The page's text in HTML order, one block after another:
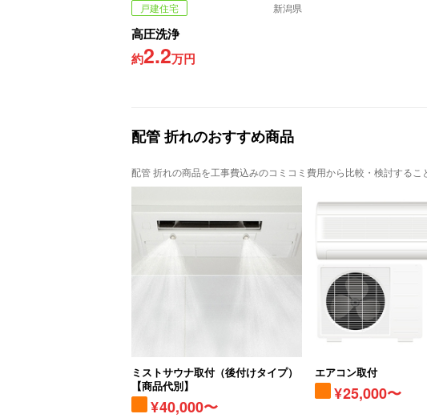
戸建住宅 新潟県
高圧洗浄
約2.2万円
配管 折れのおすすめ商品
配管 折れの商品を工事費込みのコミコミ費用から比較・検討するこ
ミストサウナ取付（後付けタイプ）
【商品代別】
40,000〜
エアコン取付
25,000〜